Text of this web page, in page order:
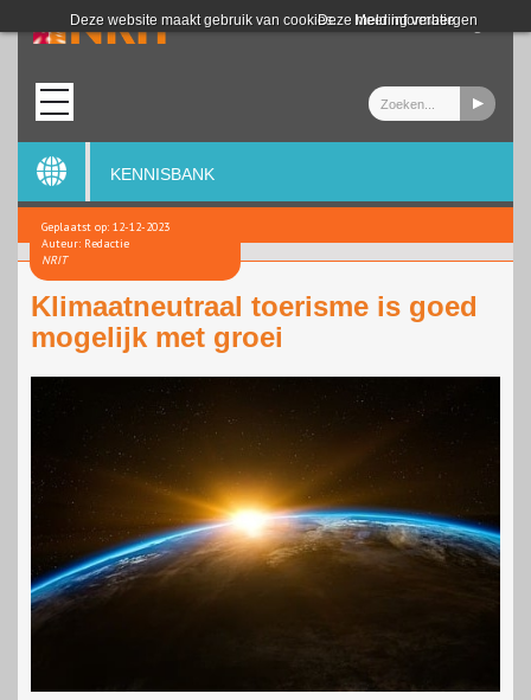
Deze website maakt gebruik van cookies. Meer informatie
Deze melding verbergen
Login
KENNISBANK
Geplaatst op: 12-12-2023
Auteur: Redactie
NRIT
Klimaatneutraal toerisme is goed
mogelijk met groei